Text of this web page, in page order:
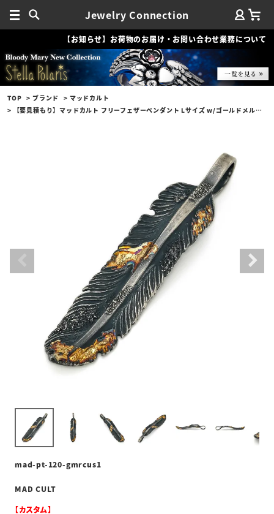
Jewelry Connection
【お知らせ】お荷物のお届け・お問い合わせ業務について
TOP ブランド
マッドカルト
【要見積もり】マッドカルト フリーフェザーペンダント Lサイズ w/ゴールドメルティング＆ラスティーカスタム No.01
mad-pt-120-gmrcus1
MAD CULT
【カスタム】